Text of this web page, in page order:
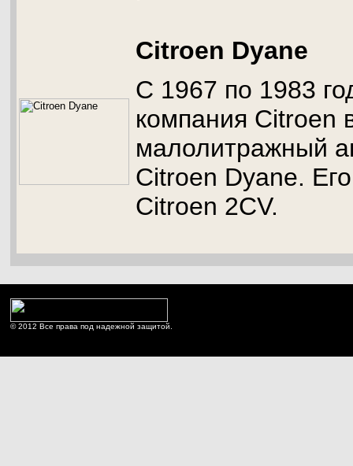
Citroen Dyane
С 1967 по 1983
компания Citroen
малолитражный
Citroen Dyane.
Citroen 2CV.
© 2012 Все права под надежной защитой.